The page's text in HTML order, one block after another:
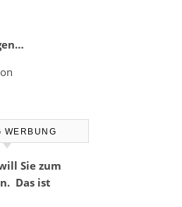
WERBUNG
Sie zum
Das ist